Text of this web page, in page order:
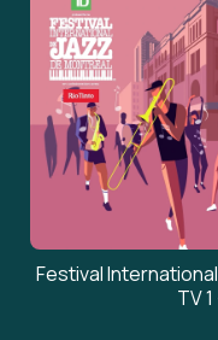
Festival
TV